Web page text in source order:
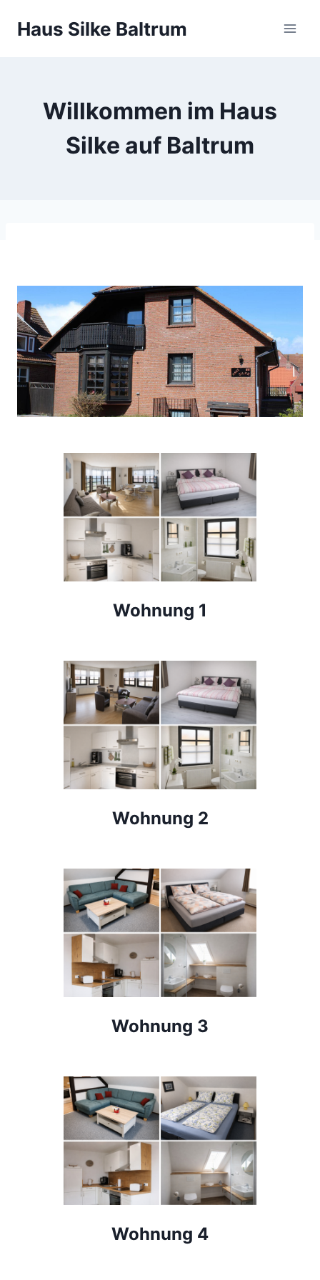
InhaltHaus Silke Baltrum
Willkommen im Haus
Silke auf Baltrum
Wohnung 1
Wohnung 2
Wohnung 3
Wohnung 4